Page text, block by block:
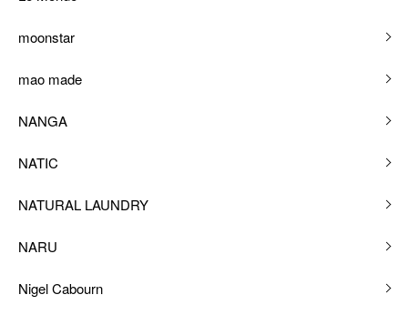
moonstar
mao made
NANGA
NATIC
NATURAL LAUNDRY
NARU
Nigel Cabourn